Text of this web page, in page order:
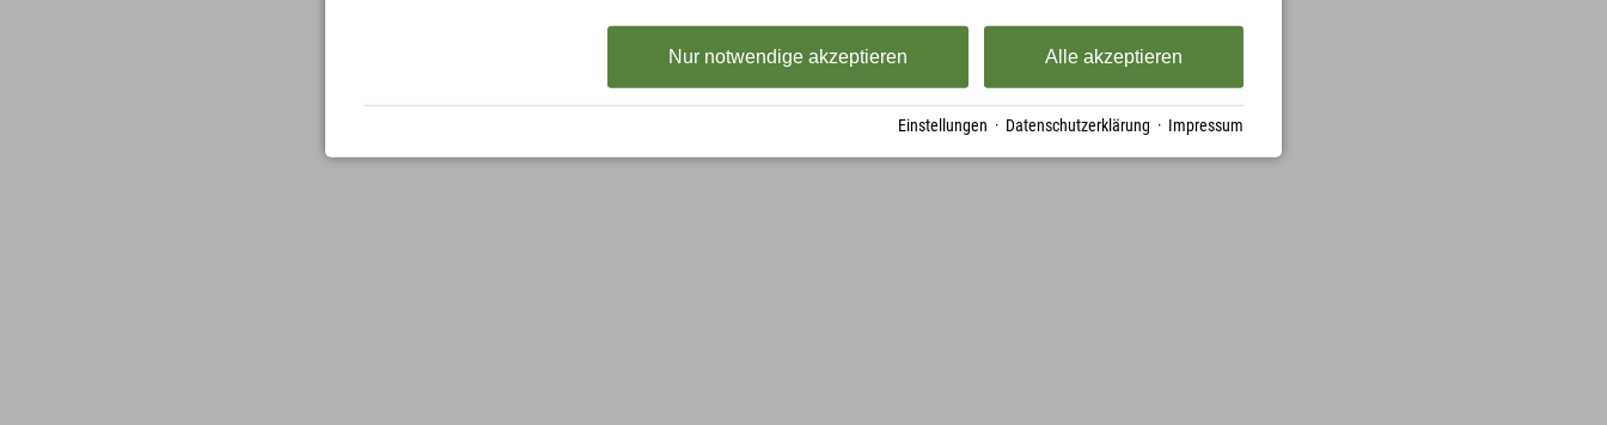
Alle akzeptieren
Nur notwendige akzeptieren
Einstellungen · Datenschutzerklärung · Impressum